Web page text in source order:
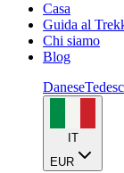
Casa
Guida al
Chi siamo
Blog
Danese
IT
EUR